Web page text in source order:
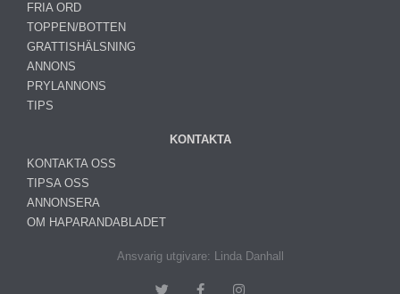
FRIA ORD
TOPPEN/BOTTEN
GRATTISHÄLSNING
ANNONS
PRYLANNONS
TIPS
KONTAKTA
KONTAKTA OSS
TIPSA OSS
ANNONSERA
OM HAPARANDABLADET
Ansvarig utgivare: Linda Danhall